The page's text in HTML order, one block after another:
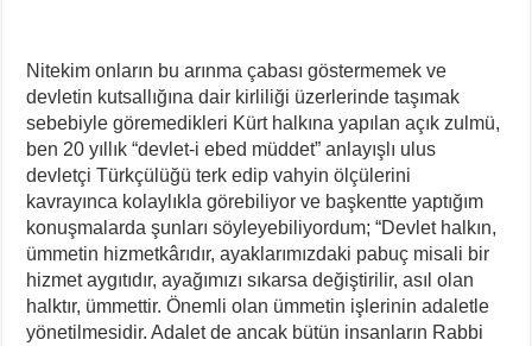
Nitekim onların bu arınma çabası göstermemek ve
devletin kutsallığına dair kirliliği üzerlerinde taşımak
sebebiyle göremedikleri Kürt halkına yapılan açık zulmü,
ben 20 yıllık “devlet-i ebed müddet” anlayışlı ulus
devletçi Türkçülüğü terk edip vahyin ölçülerini
kavrayınca kolaylıkla görebiliyor ve başkentte yaptığım
konuşmalarda şunları söyleyebiliyordum; “Devlet halkın,
ümmetin hizmetkârıdır, ayaklarımızdaki pabuç misali bir
hizmet aygıtıdır, ayağımızı sıkarsa değiştirilir, asıl olan
halktır, ümmettir. Önemli olan ümmetin işlerinin adaletle
yönetilmesidir. Adalet de ancak bütün insanların Rabbi